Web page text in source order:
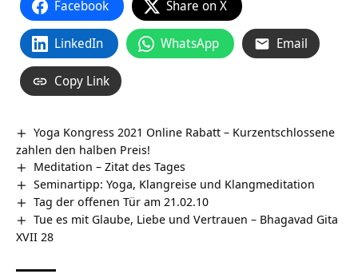
Facebook Share on X
LinkedIn WhatsApp Email
Copy Link
Yoga Kongress 2021 Online Rabatt – Kurzentschlossene
zahlen den halben Preis!
Meditation – Zitat des Tages
Seminartipp: Yoga, Klangreise und Klangmeditation
Tag der offenen Tür am 21.02.10
Tue es mit Glaube, Liebe und Vertrauen – Bhagavad Gita
XVII 28